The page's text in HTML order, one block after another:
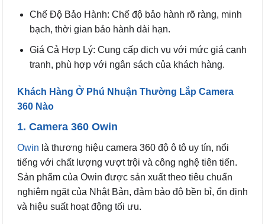
Chế Độ Bảo Hành: Chế độ bảo hành rõ ràng, minh
bạch, thời gian bảo hành dài hạn.
Giá Cả Hợp Lý: Cung cấp dịch vụ với mức giá cạnh
tranh, phù hợp với ngân sách của khách hàng.
Khách Hàng Ở Phú Nhuận Thường Lắp Camera
360 Nào
1. Camera 360 Owin
Owin là thương hiệu camera 360 độ ô tô uy tín, nổi
tiếng với chất lượng vượt trội và công nghệ tiên tiến.
Sản phẩm của Owin được sản xuất theo tiêu chuẩn
nghiêm ngặt của Nhật Bản, đảm bảo độ bền bỉ, ổn định
và hiệu suất hoạt động tối ưu.